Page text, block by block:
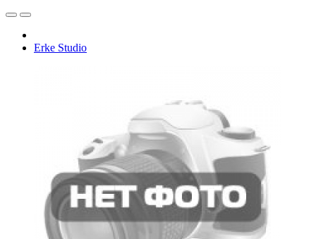
Erke Studio